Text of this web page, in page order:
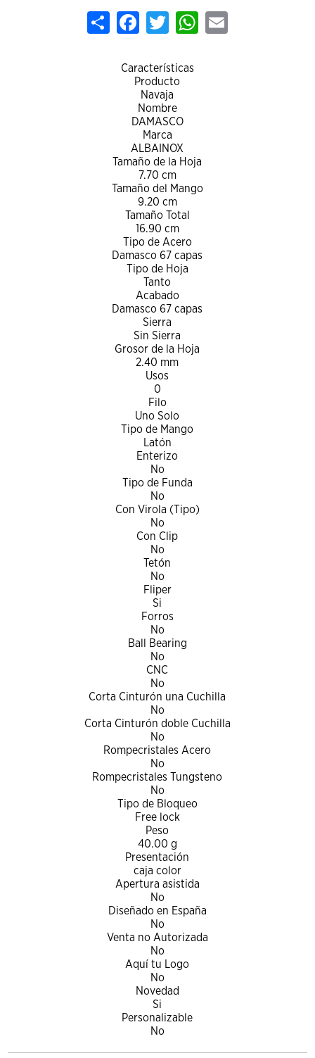
Share FacebookTwitterWhatsApp
Email
Características
Producto
Navaja
Nombre
DAMASCO
Marca
ALBAINOX
Tamaño de la Hoja
7.70 cm
Tamaño del Mango
9.20 cm
Tamaño Total
16.90 cm
Tipo de Acero
Damasco 67 capas
Tipo de Hoja
Tanto
Acabado
Damasco 67 capas
Sierra
Sin Sierra
Grosor de la Hoja
2.40 mm
Usos
0
Filo
Uno Solo
Tipo de Mango
Latón
Enterizo
No
Tipo de Funda
No
Con Virola (Tipo)
No
Con Clip
No
Tetón
No
Fliper
Si
Forros
No
Ball Bearing
No
CNC
No
Corta Cinturón una Cuchilla
No
Corta Cinturón doble Cuchilla
No
Rompecristales Acero
No
Rompecristales Tungsteno
No
Tipo de Bloqueo
Free lock
Peso
40.00 g
Presentación
caja color
Apertura asistida
No
Diseñado en España
No
Venta no Autorizada
No
Aquí tu Logo
No
Novedad
Si
Personalizable
No